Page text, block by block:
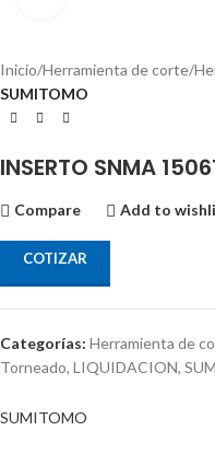
Inicio Herramienta de corte
SUMITOMO
INSERTO SNMA
Compare Add to
COTIZAR
Categorías: Herramienta de
Torneado, LIQUIDACION,
SUMITOMO